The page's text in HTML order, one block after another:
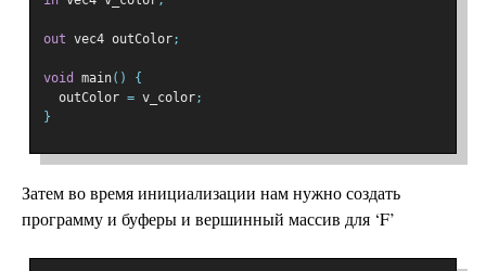
out vec4 outColor;
void main()
{
  outColor
= v_color;
}
Затем во время инициализации нам нужно создать
программу и буферы и вершинный массив для ‘F’